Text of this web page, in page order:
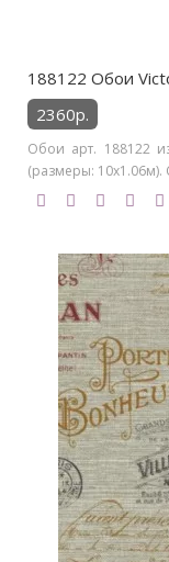
188122 Обои
2360р.
Обои арт. 188122
(размеры: 10х1.06м).